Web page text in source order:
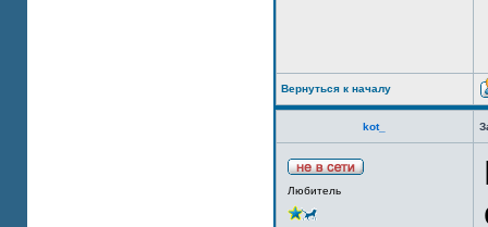
Вернуться к началу
kot_
Любитель